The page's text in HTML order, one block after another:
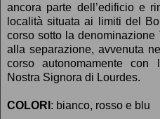
ancora parte dell’edificio e
località situata ai limiti del
corso sotto la
alla separazione, avvenuta
corso autonomamente con
Nostra Signora di Lourdes.
COLORI : bianco, rosso e blu